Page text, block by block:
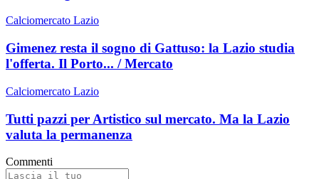
Calciomercato Lazio
Gimenez resta il sogno di Gattuso: la Lazio studia
l'offerta. Il Porto... / Mercato
Calciomercato Lazio
Tutti pazzi per Artistico sul mercato. Ma la Lazio
valuta la permanenza
Commenti